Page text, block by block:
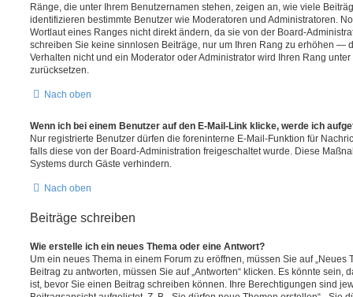
Ränge, die unter Ihrem Benutzernamen stehen, zeigen an, wie viele
identifizieren bestimmte Benutzer wie Moderatoren und Administratoren.
Wortlaut eines Ranges nicht direkt ändern, da sie von der Board-
schreiben Sie keine sinnlosen Beiträge, nur um Ihren Rang zu erhöhen —
Verhalten nicht und ein Moderator oder Administrator wird Ihren Rang
zurücksetzen.
Nach oben
Wenn ich bei einem Benutzer auf den E-Mail-Link klicke, werde ich
Nur registrierte Benutzer dürfen die foreninterne E-Mail-Funktion für
falls diese von der Board-Administration freigeschaltet wurde. Diese
Systems durch Gäste verhindern.
Nach oben
Beiträge schreiben
Wie erstelle ich ein neues Thema oder eine Antwort?
Um ein neues Thema in einem Forum zu eröffnen, müssen Sie auf „Neues
Beitrag zu antworten, müssen Sie auf „Antworten“ klicken. Es könnte sein,
ist, bevor Sie einen Beitrag schreiben können. Ihre Berechtigungen sind